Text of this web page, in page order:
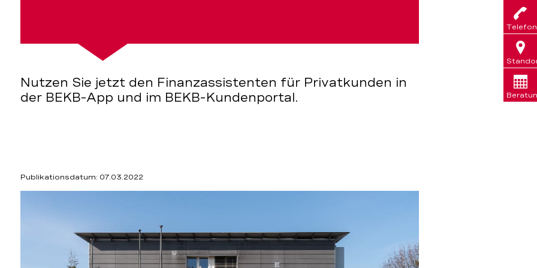
Telefon
Nutzen Sie jetzt den Finanzassistenten für Privatkunden in
der BEKB-App und im BEKB-Kundenportal.
Publikationsdatum: 07.03.2022